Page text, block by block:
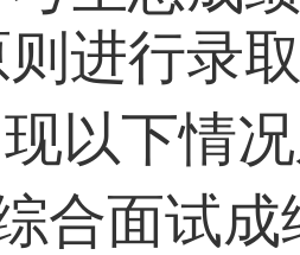
进行录
以下情
合面试成